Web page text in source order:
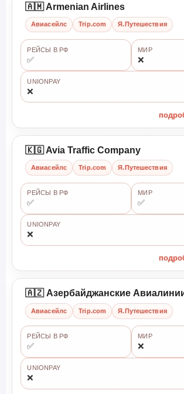
🇦🇲 Armenian Airlines
Авиасейлс Trip.com Я.Путешествия
РЕЙСЫ В РФ
✅
МИР
❌
UNIONPAY
❌
🇰🇬 Avia Traffic Company
Авиасейлс Trip.com Я.Путешествия
РЕЙСЫ В РФ
✅
МИР
✅
UNIONPAY
❌
🇦🇿 Азербайджанские
Авиасейлс Trip.com Я.Путешествия
РЕЙСЫ В РФ
✅
МИР
❌
UNIONPAY
❌